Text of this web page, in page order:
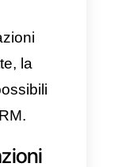
versioni
Web.
sono
il proprio